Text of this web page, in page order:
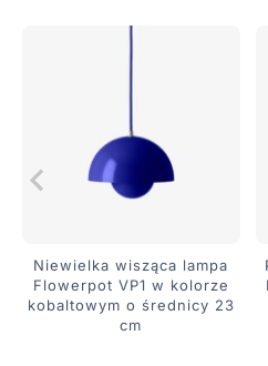
Niewielka wisząca lampa
Flowerpot VP1 w kolorze
kobaltowym o średnicy 23
cm